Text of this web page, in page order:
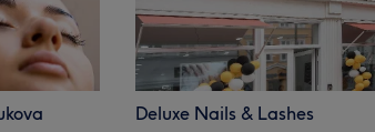
Deluxe Nails & Lashes